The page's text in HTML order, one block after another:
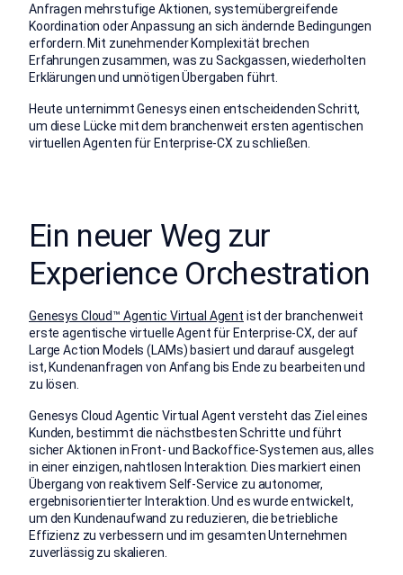
Anfragen mehrstufige Aktionen, systemübergreifende
Koordination oder Anpassung an sich ändernde Bedingungen
erfordern.󠀲󠀢󠀧󠀳 󠀰Mit zunehmender Komplexität brechen
Erfahrungen zusammen, was zu Sackgassen, wiederholten
Erklärungen und unnötigen Übergaben führt.󠀲󠀢󠀨󠀳
󠀰Heute unternimmt Genesys einen entscheidenden Schritt,
um diese Lücke mit dem branchenweit ersten agentischen
virtuellen Agenten für Enterprise-CX zu schließen.
Ein neuer Weg zur
Experience Orchestration
Genesys Cloud™ Agentic Virtual Agent ist der branchenweit
erste agentische virtuelle Agent für Enterprise-CX, der auf
Large Action Models (LAMs) basiert und darauf ausgelegt
ist, Kundenanfragen von Anfang bis Ende zu bearbeiten und
zu lösen.
Genesys Cloud Agentic Virtual Agent versteht das Ziel eines
Kunden, bestimmt die nächstbesten Schritte und führt
sicher Aktionen in Front- und Backoffice-Systemen aus, alles
in einer einzigen, nahtlosen Interaktion. Dies markiert einen
Übergang von reaktivem Self-Service zu autonomer,
ergebnisorientierter Interaktion. Und es wurde entwickelt,
um den Kundenaufwand zu reduzieren, die betriebliche
Effizienz zu verbessern und im gesamten Unternehmen
zuverlässig zu skalieren.